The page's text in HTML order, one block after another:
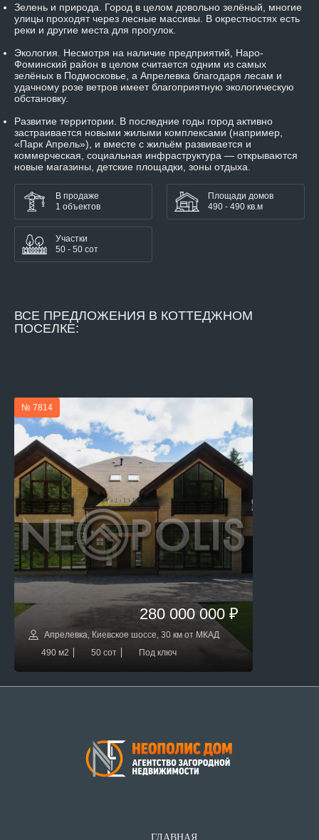
Зелень и природа . Город в целом довольно зелёный, многие
улицы проходят через лесные массивы. В окрестностях есть
реки и другие места для прогулок.
Экология.
Несмотря на наличие предприятий, Наро-
Фоминский район в целом считается одним из самых
зелёных в Подмосковье, а Апрелевка благодаря лесам и
удачному розе ветров имеет благоприятную экологическую
обстановку.
Развитие территории . В последние годы город активно
застраивается новыми жилыми комплексами (например,
«Парк Апрель»), и вместе с жильём развивается и
коммерческая, социальная инфраструктура — открываются
новые магазины, детские площадки, зоны отдыха.
В продаже
1 объектов
Площади домов
490 - 490 кв.м
Участки
50 - 50 сот
ВСЕ ПРЕДЛОЖЕНИЯ В КОТТЕДЖНОМ
ПОСЕЛКЕ:
№ 7814
280 000 000 ₽
Апрелевка, Киевское шоссе, 30 км от МКАД
490 м2
50 сот Под ключ
ГЛАВНАЯ